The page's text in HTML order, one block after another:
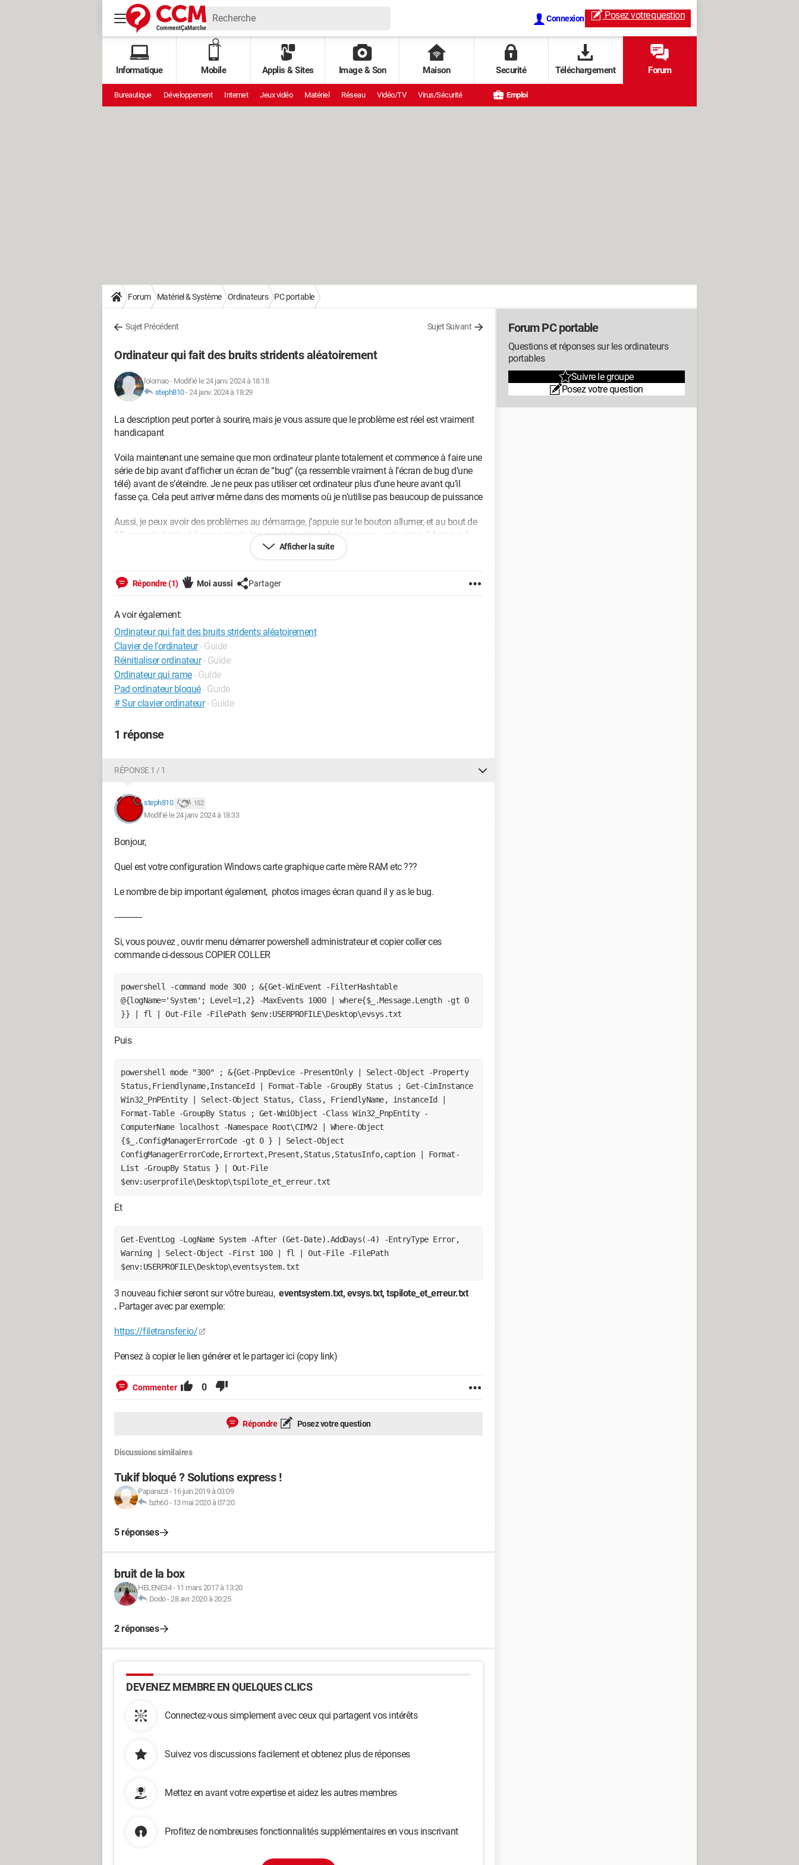
Connexion Posez votrequestion
Informatique Mobile Applis & Sites Image & Son Maison Securité Téléchargement Forum
Bureautique Développement Internet Jeux vidéo Matériel Réseau Vidéo/TV Virus/Sécurité Emploi
Forum Matériel & Système Ordinateurs PC portable
Sujet Précédent Sujet Suivant
Ordinateur qui fait des bruits stridents aléatoirement
lolomao- Modifié le 24 janv. 2024 à 18:18
steph810-24 janv. 2024 à 18:29
La description peut porter à sourire, mais je vous assure que le problème est réel est vraiment
handicapant
Voila maintenant une semaine que mon ordinateur plante totalement et commence à faire une
série de bip avant d’afficher un écran de “bug“ (ça ressemble vraiment à l’écran de bug d’une
télé) avant de s’éteindre. Je ne peux pas utiliser cet ordinateur plus d’une heure avant qu’il
fasse ça. Cela peut arriver même dans des moments où je n’utilise pas beaucoup de puissance
Aussi, je peux avoir des problèmes au démarrage, j’appuie sur le bouton allumer, et au bout de
10 seconde j’ai droit à une série de bip avant de s’éteindre à nouveau, cela arrive 1 fois sur 4.
Afficher la suite
Répondre (1) Moi aussi Partager
A voir également:
Ordinateur qui fait des bruits stridents aléatoirement
Clavier de l'ordinateur- Guide
Réinitialiser ordinateur - Guide
Ordinateur qui rame- Guide
Pad ordinateur bloqué- Guide
# Sur clavier ordinateur - Guide
1 réponse
RÉPONSE 1 / 1
steph810 152
Modifié le 24 janv. 2024 à 18:33
Bonjour,
Quel est votre configuration Windows carte graphique carte mère RAM etc ???
Le nombre de bip important également, photos images écran quand il y as le bug.
‐------------
Si, vous pouvez , ouvrir menu démarrer powershell administrateur et copier coller ces
commande ci-dessous COPIER COLLER
powershell -command mode 300 ; &{Get-WinEvent -FilterHashtable
@{logName='System'; Level=1,2} -MaxEvents 1000 | where{$_.Message.Length -gt 0
}} | fl | Out-File -FilePath $env:USERPROFILE\Desktop\evsys.txt
Puis
powershell mode "300" ; &{Get-PnpDevice -PresentOnly | Select-Object -Property
Status,Friendlyname,InstanceId | Format-Table -GroupBy Status ; Get-CimInstance
Win32_PnPEntity | Select-Object Status, Class, FriendlyName, instanceId |
Format-Table -GroupBy Status ; Get-WmiObject -Class Win32_PnpEntity -
ComputerName localhost -Namespace Root\CIMV2 | Where-Object
{$_.ConfigManagerErrorCode -gt 0 } | Select-Object
ConfigManagerErrorCode,Errortext,Present,Status,StatusInfo,caption | Format-
List -GroupBy Status } | Out-File
$env:userprofile\Desktop\tspilote_et_erreur.txt
Et
Get-EventLog -LogName System -After (Get-Date).AddDays(-4) -EntryType Error,
Warning | Select-Object -First 100 | fl | Out-File -FilePath
$env:USERPROFILE\Desktop\eventsystem.txt
3 nouveau fichier seront sur vôtre bureau, eventsystem.txt, evsys.txt, tspilote_et_erreur.txt
. Partager avec par exemple:
https://filetransfer.io/
Pensez à copier le lien générer et le partager ici (copy link)
Commenter 0
Répondre Posez votre question
Discussions similaires
Tukif bloqué ? Solutions express !
Paparazzi - 16 juin 2019 à 03:09
bzh60- 13 mai 2020 à 07:20
5 réponses
bruit de la box
HELENE34- 11 mars 2017 à 13:20
Dodo-28 avr. 2020 à 20:25
2 réponses
DEVENEZ MEMBRE EN QUELQUES CLICS
Connectez-vous simplement avec ceux qui partagent vos intérêts
Suivez vos discussions facilement et obtenez plus de réponses
Mettez en avant votre expertise et aidez les autres membres
Profitez de nombreuses fonctionnalités supplémentaires en vous inscrivant
Forum PC portable
Questions et réponses sur les ordinateurs
portables
Suivre le groupe
Posez votre question